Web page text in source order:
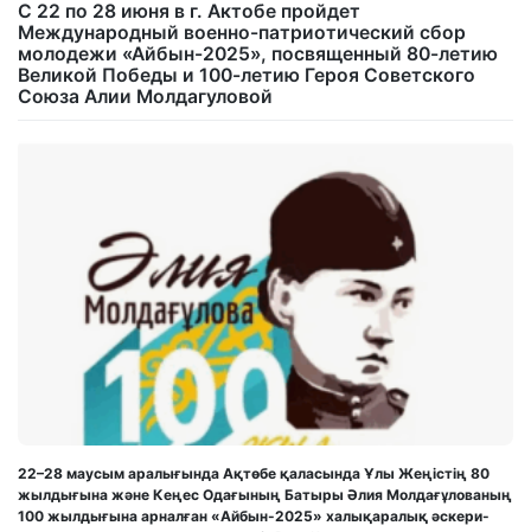
С 22 по 28 июня в г. Актобе пройдет
Международный военно-патриотический сбор
молодежи «Айбын-2025», посвященный 80-летию
Великой Победы и 100-летию Героя Советского
Союза Алии Молдагуловой
22–28 маусым аралығында Ақтөбе қаласында Ұлы Жеңістің 80
жылдығына және Кеңес Одағының Батыры Әлия Молдағұлованың
100 жылдығына арналған «Айбын-2025» халықаралық әскери-